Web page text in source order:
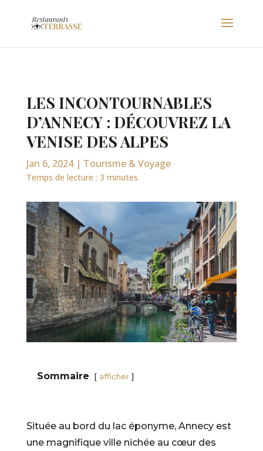
LES INCONTOURNABLES
D’ANNECY : DÉCOUVREZ LA
VENISE DES ALPES
Jan 6, 2024| Tourisme & Voyage
Temps de lecture : 3 minutes
Sommaire afficher
Située au bord du lac éponyme, Annecy est
une magnifique ville nichée au cœur des